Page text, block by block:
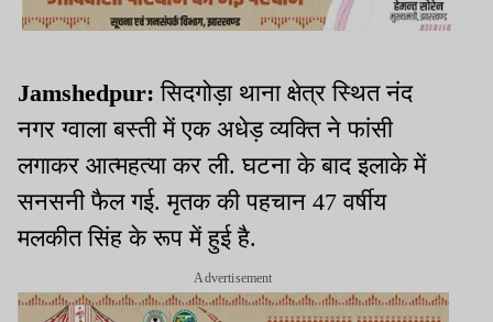
Jamshedpur:सिदगोड़ा थाना क्षेत्र स्थित नंद
नगर ग्वाला बस्ती में एक अधेड़ व्यक्ति ने फांसी
लगाकर आत्महत्या कर ली. घटना के बाद इलाके में
सनसनी फैल गई. मृतक की पहचान 47 वर्षीय
मलकीत सिंह के रूप में हुई है.
Advertisement